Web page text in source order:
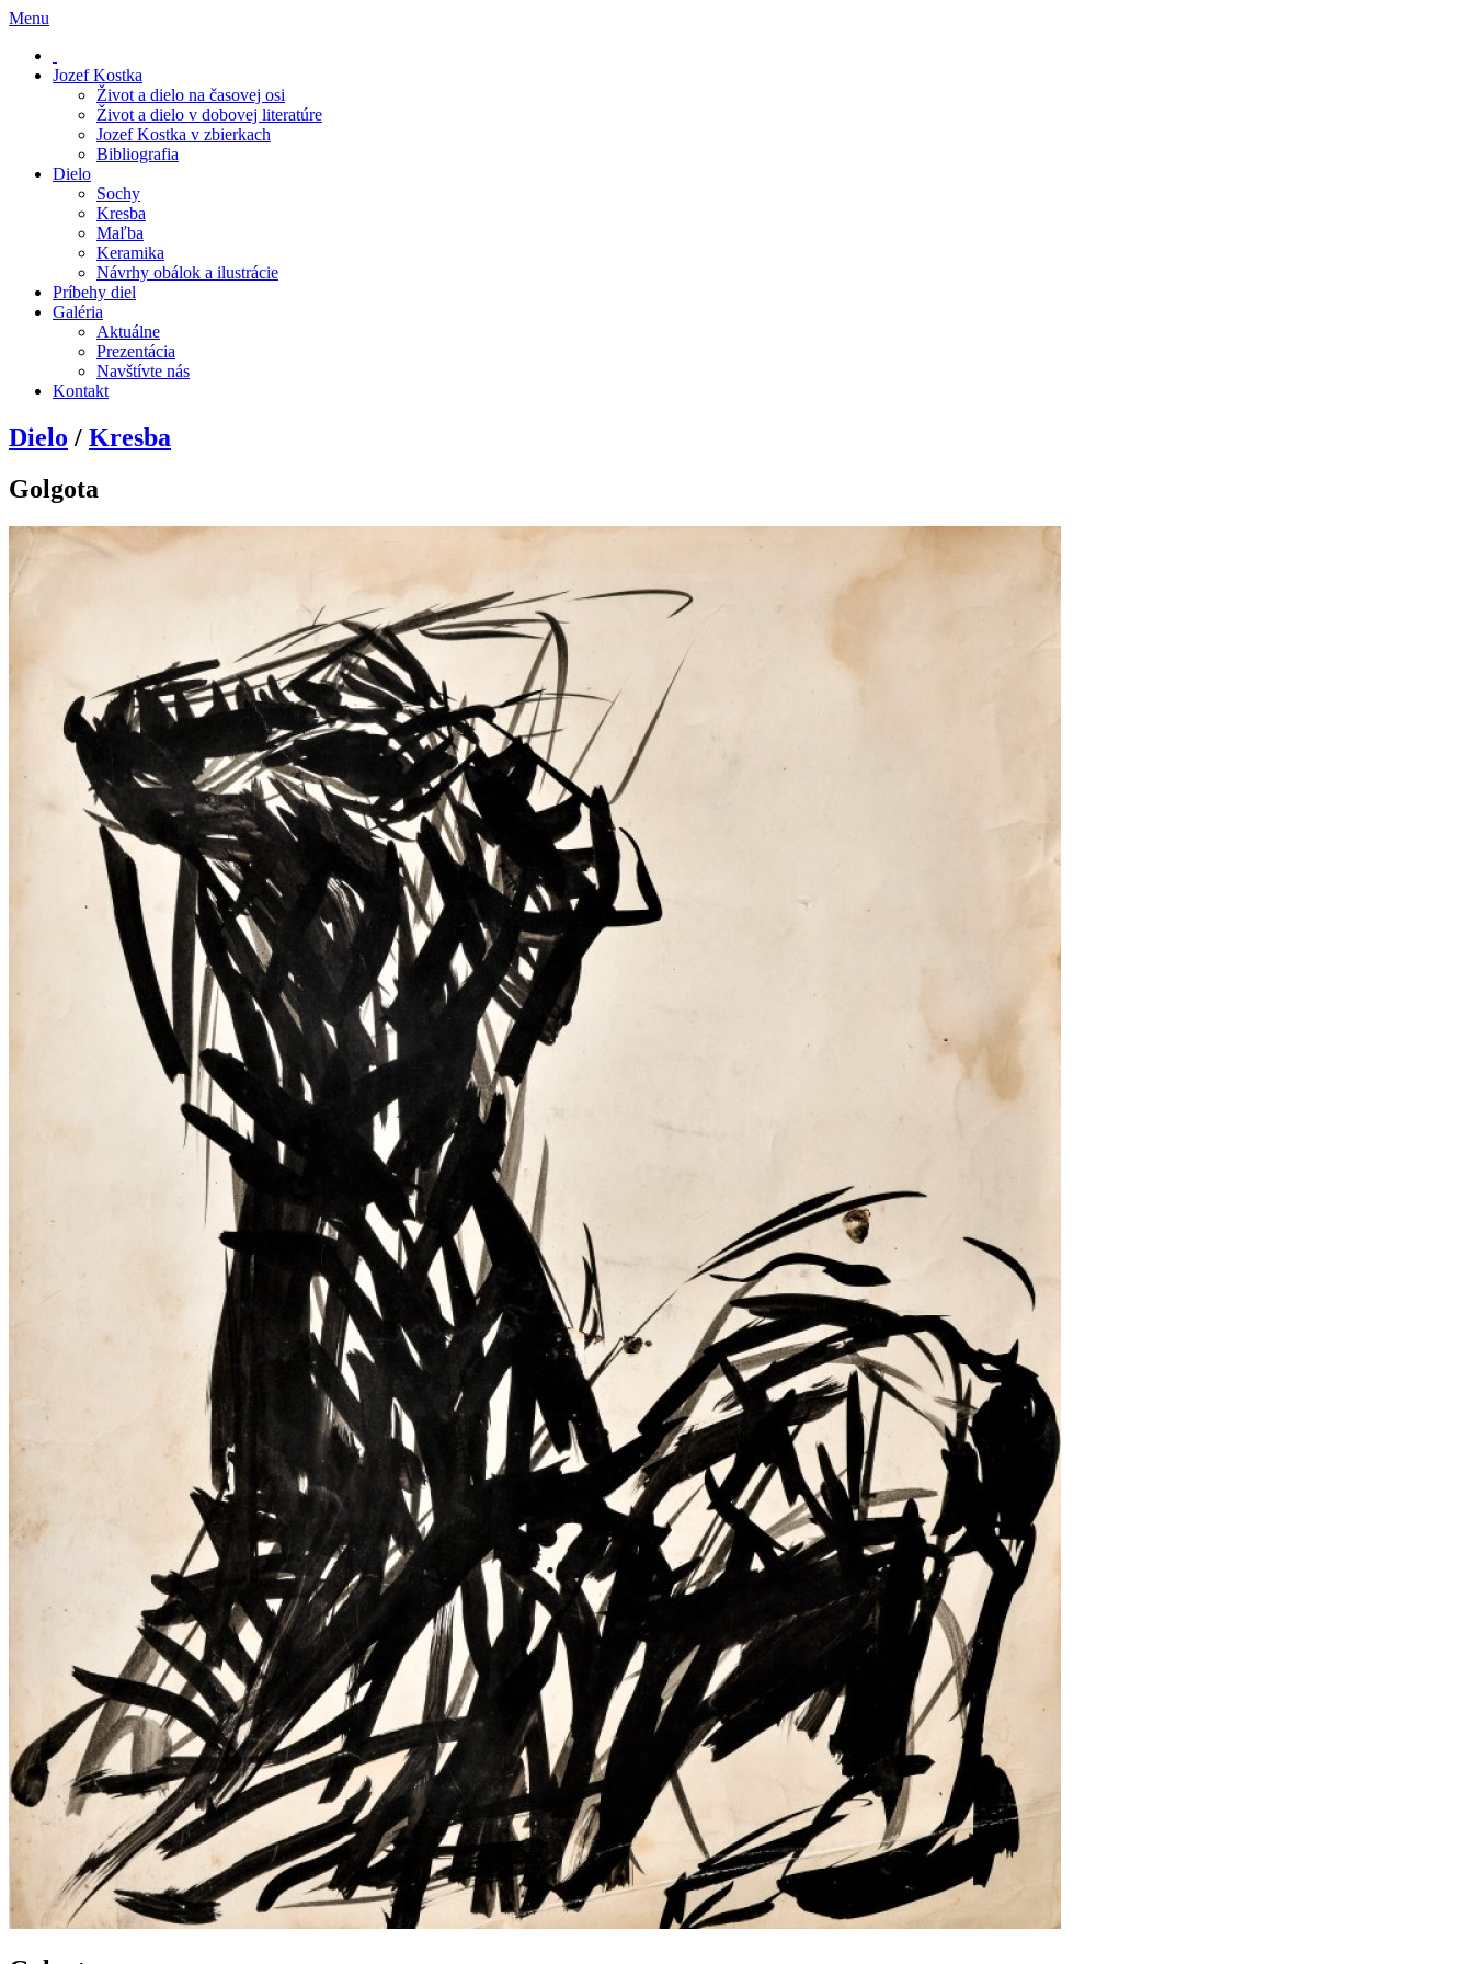
Menu
Jozef Kostka
Život a dielo na časovej osi
Život a dielo v dobovej literatúre
Jozef Kostka v zbierkach
Bibliografia
Dielo
Sochy
Kresba
Maľba
Keramika
Návrhy obálok a ilustrácie
Príbehy diel
Galéria
Aktuálne
Prezentácia
Navštívte nás
Kontakt
Dielo / Kresba
Golgota